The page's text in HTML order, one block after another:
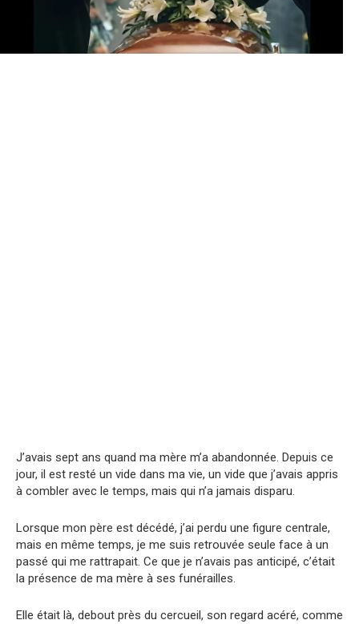
J’avais sept ans quand ma mère m’a abandonnée. Depuis ce
jour, il est resté un vide dans ma vie, un vide que j’avais appris
à combler avec le temps, mais qui n’a jamais disparu.
Lorsque mon père est décédé, j’ai perdu une figure centrale,
mais en même temps, je me suis retrouvée seule face à un
passé qui me rattrapait. Ce que je n’avais pas anticipé, c’était
la présence de ma mère à ses funérailles.
Elle était là, debout près du cercueil, son regard acéré, comme